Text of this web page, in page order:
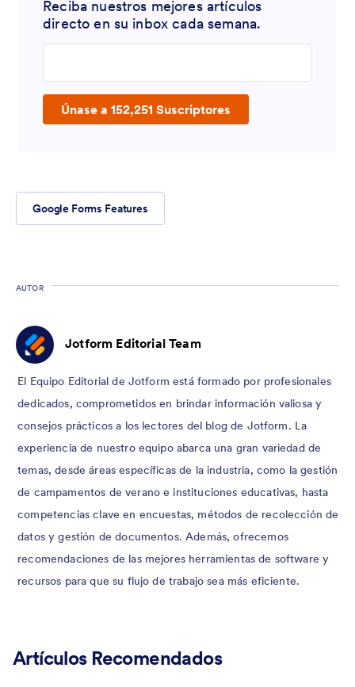
Reciba nuestros mejores artículos
directo en su inbox cada semana.
Únase a 152,251 Suscriptores
Google Forms Features
AUTOR
Jotform Editorial Team
El Equipo Editorial de Jotform está formado por profesionales
dedicados, comprometidos en brindar información valiosa y
consejos prácticos a los lectores del blog de Jotform. La
experiencia de nuestro equipo abarca una gran variedad de
temas, desde áreas específicas de la industria, como la gestión
de campamentos de verano e instituciones educativas, hasta
competencias clave en encuestas, métodos de recolección de
datos y gestión de documentos. Además, ofrecemos
recomendaciones de las mejores herramientas de software y
recursos para que su flujo de trabajo sea más eficiente.
Artículos Recomendados